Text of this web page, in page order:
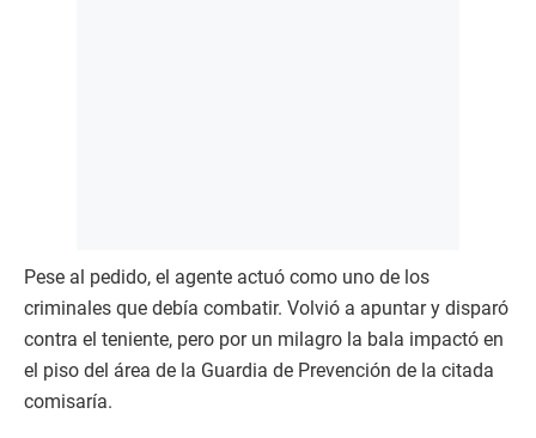
Pese al pedido, el agente actuó como uno de los
criminales que debía combatir. Volvió a apuntar y disparó
contra el teniente, pero por un milagro la bala impactó en
el piso del área de la Guardia de Prevención de la citada
comisaría.